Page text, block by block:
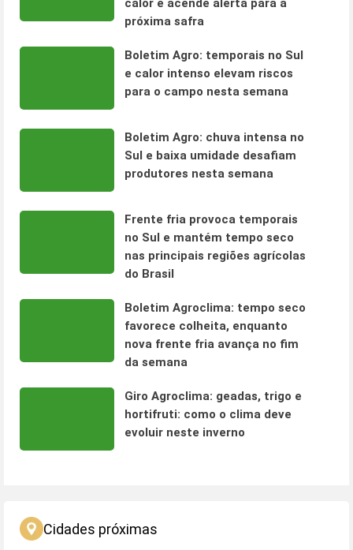
calor e acende alerta para a
próxima safra
Boletim Agro: temporais no Sul
e calor intenso elevam riscos
para o campo nesta semana
Boletim Agro: chuva intensa no
Sul e baixa umidade desafiam
produtores nesta semana
Frente fria provoca temporais
no Sul e mantém tempo seco
nas principais regiões agrícolas
do Brasil
Boletim Agroclima: tempo seco
favorece colheita, enquanto
nova frente fria avança no fim
da semana
Giro Agroclima: geadas, trigo e
hortifruti: como o clima deve
evoluir neste inverno
Cidades próximas